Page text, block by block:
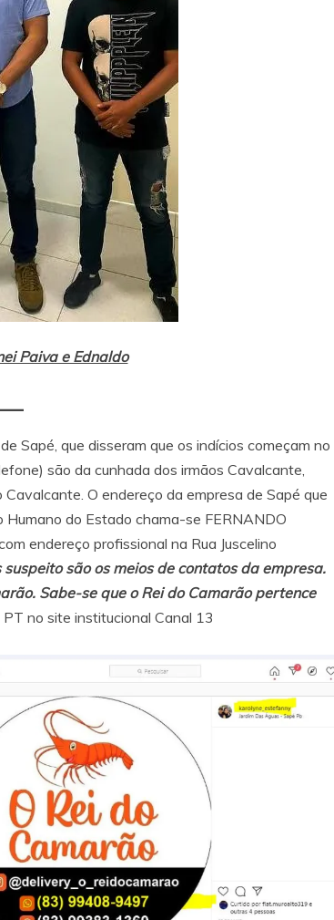
Paiva e Ednaldo
Sapé, que disseram que os indícios começam no
são da cunhada dos irmãos Cavalcante,
O endereço da empresa de Sapé que
do Estado chama-se FERNANDO
endereço profissional na Rua Juscelino
suspeito são os meios de contatos da empresa.
Sabe-se que o Rei do Camarão pertence
no site institucional Canal 13